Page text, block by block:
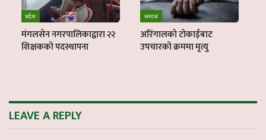
प्रदेश
मंगलसेन नगरपालिकाद्वारा २२
शिक्षकको पदस्थापना
समाज
अरिंगालको टोकाईबाट
उपचारको क्रममा मृत्यु
LEAVE A REPLY